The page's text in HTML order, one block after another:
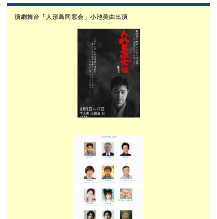
演劇舞台「人形島同窓会」小池美由出演